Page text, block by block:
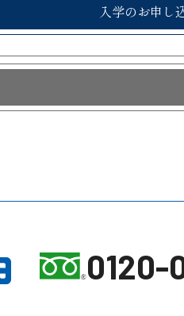
入学のお申し
0120-